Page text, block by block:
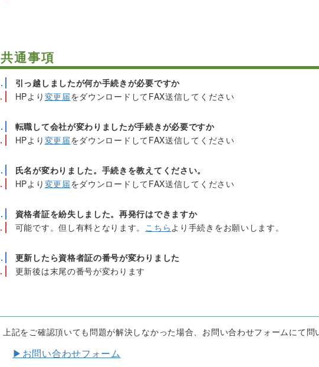
共通事項
引っ越しましたが何か手続きが必要ですか
HPより 変更届をダウンロードしてFAX送信してください
転職して会社が変わりましたが手続きが必要ですか
HPより 変更届をダウンロードしてFAX送信してください
氏名が変わりました。手続きを教えてください。
HPより 変更届をダウンロードしてFAX送信してください
資格者証を紛失しました。再発行はできますか
可能です。但し有料となります。 こちらより手続きをお願いします。
更新したら資格者証の番号が変わりました
更新後は末尾の番号が変わります
上記をご確認頂いても問題が解決しなかった場合、お問い合わせフォームにて問
▶お問い合わせフォーム